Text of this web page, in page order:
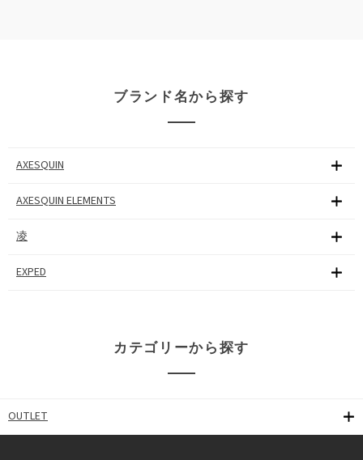
ブランド名から探す
AXESQUIN
AXESQUIN ELEMENTS
凌
EXPED
カテゴリーから探す
OUTLET